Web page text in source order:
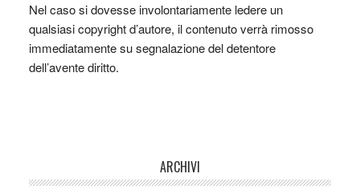
Nel caso si dovesse involontariamente ledere un
qualsiasi copyright d’autore, il contenuto verrà rimosso
immediatamente su segnalazione del detentore
dell’avente diritto.
ARCHIVI